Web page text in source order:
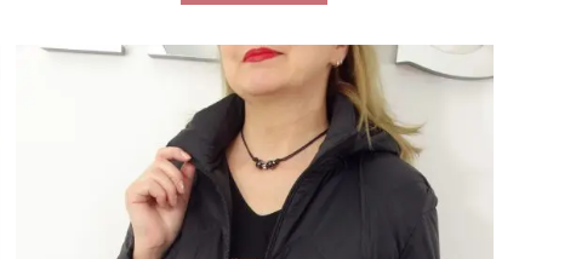
Opcje
można
wybrać
na
stronie
produktu